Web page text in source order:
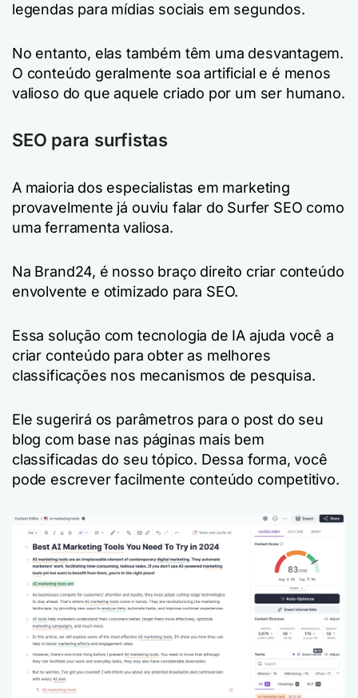
legendas para mídias sociais em segundos.
No entanto, elas também têm uma desvantagem.
O conteúdo geralmente soa artificial e é menos
valioso do que aquele criado por um ser humano.
SEO para surfistas
A maioria dos especialistas em marketing
provavelmente já ouviu falar do Surfer SEO como
uma ferramenta valiosa.
Na Brand24, é nosso braço direito criar conteúdo
envolvente e otimizado para SEO.
Essa solução com tecnologia de IA ajuda você a
criar conteúdo para obter as melhores
classificações nos mecanismos de pesquisa.
Ele sugerirá os parâmetros para o post do seu
blog com base nas páginas mais bem
classificadas do seu tópico. Dessa forma, você
pode escrever facilmente conteúdo competitivo.